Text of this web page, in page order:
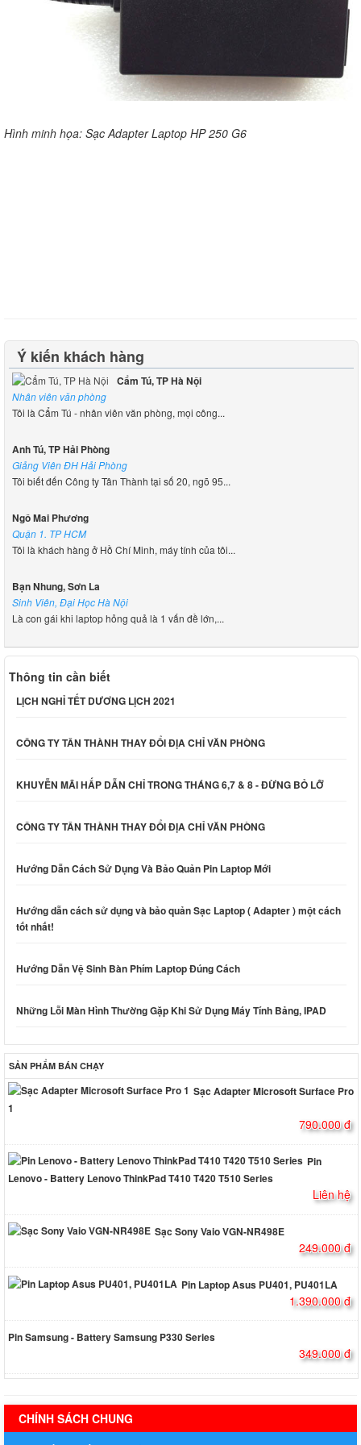
Hình minh họa: Sạc Adapter Laptop HP 250 G6
Ý kiến khách hàng
Cẩm Tú, TP Hà Nội
Nhân viên văn phòng
Tôi là Cẩm Tú - nhân viên văn phòng, mọi công...
Anh Tú, TP Hải Phòng
Giảng Viên ĐH Hải Phòng
Tôi biết đến Công ty Tân Thành tại số 20, ngõ 95...
Ngô Mai Phương
Quận 1. TP HCM
Tôi là khách hàng ở Hồ Chí Minh, máy tính của tôi...
Bạn Nhung, Sơn La
Sinh Viên, Đại Học Hà Nội
Là con gái khi laptop hỏng quả là 1 vấn đề lớn,...
Thông tin cần biết
LỊCH NGHỈ TẾT DƯƠNG LỊCH 2021
CÔNG TY TÂN THÀNH THAY ĐỔI ĐỊA CHỈ VĂN PHÒNG
KHUYỄN MÃI HẤP DẪN CHỈ TRONG THÁNG 6,7 & 8 - ĐỪNG BỎ LỠ
CÔNG TY TÂN THÀNH THAY ĐỔI ĐỊA CHỈ VĂN PHÒNG
Hướng Dẫn Cách Sử Dụng Và Bảo Quản Pin Laptop Mới
Hướng dẫn cách sử dụng và bảo quản Sạc Laptop ( Adapter ) một cách
tốt nhất!
Hướng Dẫn Vệ Sinh Bàn Phím Laptop Đúng Cách
Những Lỗi Màn Hình Thường Gặp Khi Sử Dụng Máy Tính Bảng, IPAD
SẢN PHẨM BÁN CHẠY
Sạc Adapter Microsoft Surface Pro
1
790.000 đ
Pin
Lenovo - Battery Lenovo ThinkPad T410 T420 T510 Series
Liên hệ
Sạc Sony Vaio VGN-NR498E
249.000 đ
Pin Laptop Asus PU401, PU401LA
1.390.000 đ
Pin Samsung - Battery Samsung P330 Series
349.000 đ
hermes handbags outlet online
CHÍNH SÁCH CHUNG